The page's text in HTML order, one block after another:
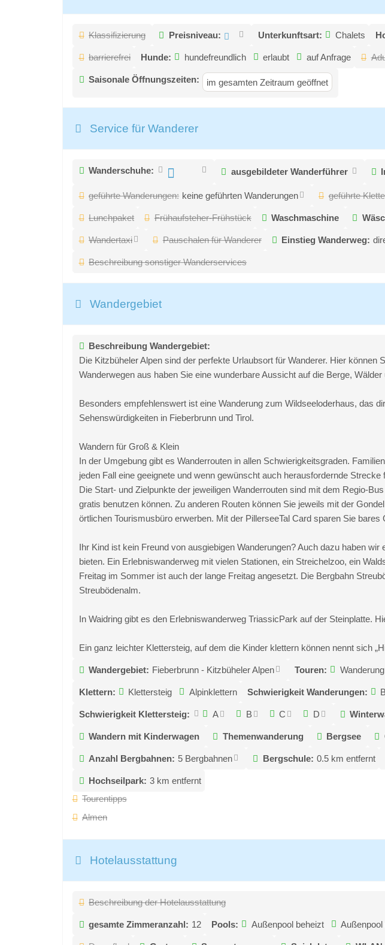
Klassifizierung Preisniveau: Unterkunftsart: Chalets
barrierefrei Hunde: hundefreundlich erlaubt auf Anfrage
Saisonale Öffnungszeiten: im gesamten Zeitraum geöffnet
Service für Wanderer
Wanderschuhe: ausgebildeter Wanderführer
geführte Wanderungen: keine geführten Wanderungen geführte
Lunchpaket Frühaufsteher-Frühstück Waschmaschine
Wandertaxi Pauschalen für Wanderer Einstieg Wanderweg:
Beschreibung sonstiger Wanderservices
Wandergebiet
Beschreibung Wandergebiet:
Die Kitzbüheler Alpen sind der perfekte Urlaubsort für Wanderer. Hier
Wanderwegen aus haben Sie eine wunderbare Aussicht auf die Berge,
Besonders empfehlenswert ist eine Wanderung zum Wildseeloderhaus, das
Sehenswürdigkeiten in Fieberbrunn und Tirol.
Wandern für Groß & Klein
In der Umgebung gibt es Wanderrouten in allen Schwierigkeitsgraden.
jeden Fall eine geeignete und wenn gewünscht auch herausfordernde Strecke
Die Start- und Zielpunkte der jeweiligen Wanderrouten sind mit dem Regio-
gratis benutzen können. Zu anderen Routen können Sie jeweils mit der
örtlichen Tourismusbüro erwerben. Mit der PillerseeTal Card sparen Sie bares
Ihr Kind ist kein Freund von ausgiebigen Wanderungen? Auch dazu haben
bieten. Ein Erlebniswanderweg mit vielen Stationen, ein Streichelzoo, ein
Freitag im Sommer ist auch der lange Freitag angesetzt. Die Bergbahn
Streubödenalm.
In Waidring gibt es den Erlebniswanderweg TriassicPark auf der Steinplatte.
Ein ganz leichter Klettersteig, auf dem die Kinder klettern können nennt sich
Wandergebiet: Fieberbrunn - Kitzbüheler Alpen Touren: Wanderung
Klettern: Klettersteig Alpinklettern Schwierigkeit Wanderungen:
Schwierigkeit Klettersteig: A B C D
Wandern mit Kinderwagen Themenwanderung Bergsee
Anzahl Bergbahnen: 5 Bergbahnen Bergschule: 0.5 km entfernt
Hochseilpark: 3 km entfernt
Tourentipps
Almen
Hotelausstattung
Beschreibung der Hotelausstattung
gesamte Zimmeranzahl: 12 Pools: Außenpool beheizt